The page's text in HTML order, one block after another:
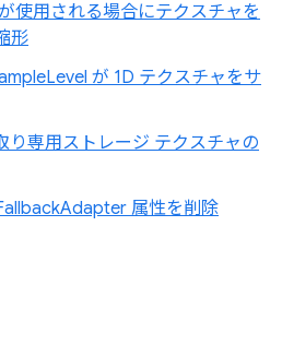
使用される場合にテクスチャを
形
が 1D テクスチャをサ
専用ストレージ テクスチャの
属性を削除